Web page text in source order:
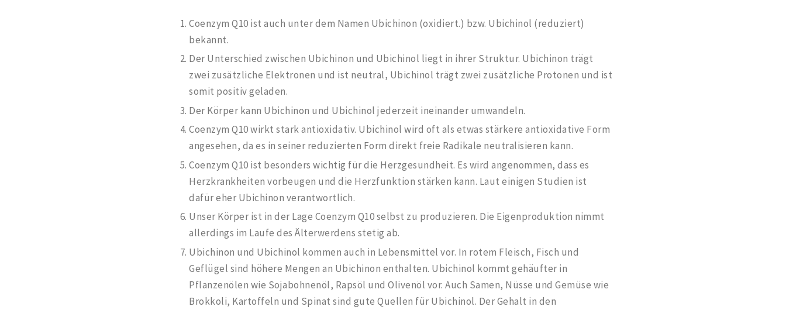
Coenzym Q10 ist auch unter dem Namen Ubichinon (oxidiert.) bzw. Ubichinol (reduziert)
bekannt.
Der Unterschied zwischen Ubichinon und Ubichinol liegt in ihrer Struktur. Ubichinon trägt
zwei zusätzliche Elektronen und ist neutral, Ubichinol trägt zwei zusätzliche Protonen und ist
somit positiv geladen.
Der Körper kann Ubichinon und Ubichinol jederzeit ineinander umwandeln.
Coenzym Q10 wirkt stark antioxidativ. Ubichinol wird oft als etwas stärkere antioxidative Form
angesehen, da es in seiner reduzierten Form direkt freie Radikale neutralisieren kann.
Coenzym Q10 ist besonders wichtig für die Herzgesundheit. Es wird angenommen, dass es
Herzkrankheiten vorbeugen und die Herzfunktion stärken kann. Laut einigen Studien ist
dafür eher Ubichinon verantwortlich.
Unser Körper ist in der Lage Coenzym Q10 selbst zu produzieren. Die Eigenproduktion nimmt
allerdings im Laufe des Älterwerdens stetig ab.
Ubichinon und Ubichinol kommen auch in Lebensmittel vor. In rotem Fleisch, Fisch und
Geflügel sind höhere Mengen an Ubichinon enthalten. Ubichinol kommt gehäufter in
Pflanzenölen wie Sojabohnenöl, Rapsöl und Olivenöl vor. Auch Samen, Nüsse und Gemüse wie
Brokkoli, Kartoffeln und Spinat sind gute Quellen für Ubichinol. Der Gehalt in den